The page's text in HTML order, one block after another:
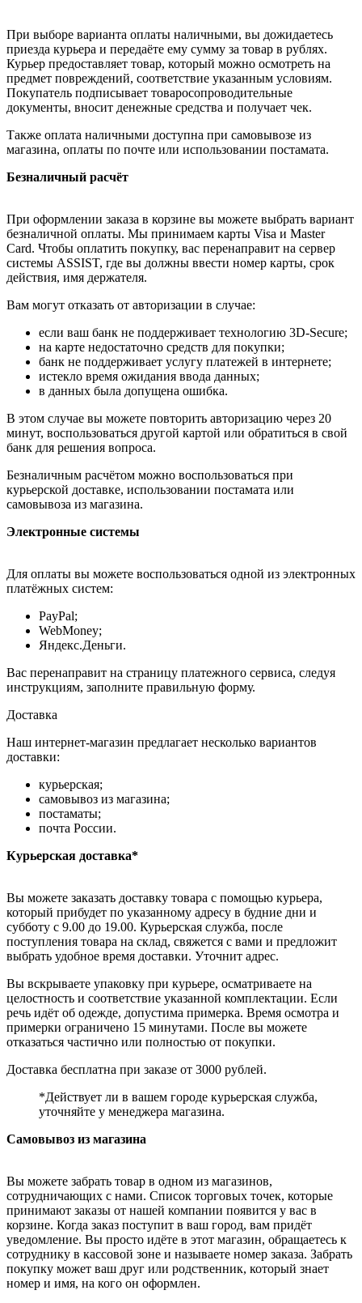
При выборе варианта оплаты наличными, вы дожидаетесь
приезда курьера и передаёте ему сумму за товар в рублях.
Курьер предоставляет товар, который можно осмотреть на
предмет повреждений, соответствие указанным условиям.
Покупатель подписывает товаросопроводительные
документы, вносит денежные средства и получает чек.
Также оплата наличными доступна при самовывозе из
магазина, оплаты по почте или использовании постамата.
Безналичный расчёт
При оформлении заказа в корзине вы можете выбрать вариант
безналичной оплаты. Мы принимаем карты Visa и Master
Card. Чтобы оплатить покупку, вас перенаправит на сервер
системы ASSIST, где вы должны ввести номер карты, срок
действия, имя держателя.
Вам могут отказать от авторизации в случае:
если ваш банк не поддерживает технологию 3D-Secure;
на карте недостаточно средств для покупки;
банк не поддерживает услугу платежей в интернете;
истекло время ожидания ввода данных;
в данных была допущена ошибка.
В этом случае вы можете повторить авторизацию через 20
минут, воспользоваться другой картой или обратиться в свой
банк для решения вопроса.
Безналичным расчётом можно воспользоваться при
курьерской доставке, использовании постамата или
самовывоза из магазина.
Электронные системы
Для оплаты вы можете воспользоваться одной из электронных
платёжных систем:
PayPal;
WebMoney;
Яндекс.Деньги.
Вас перенаправит на страницу платежного сервиса, следуя
инструкциям, заполните правильную форму.
Доставка
Наш интернет-магазин предлагает несколько вариантов
доставки:
курьерская;
самовывоз из магазина;
постаматы;
почта России.
Курьерская доставка*
Вы можете заказать доставку товара с помощью курьера,
который прибудет по указанному адресу в будние дни и
субботу с 9.00 до 19.00. Курьерская служба, после
поступления товара на склад, свяжется с вами и предложит
выбрать удобное время доставки. Уточнит адрес.
Вы вскрываете упаковку при курьере, осматриваете на
целостность и соответствие указанной комплектации. Если
речь идёт об одежде, допустима примерка. Время осмотра и
примерки ограничено 15 минутами. После вы можете
отказаться частично или полностью от покупки.
Доставка бесплатна при заказе от 3000 рублей.
*Действует ли в вашем городе курьерская служба,
уточняйте у менеджера магазина.
Самовывоз из магазина
Вы можете забрать товар в одном из магазинов,
сотрудничающих с нами. Список торговых точек, которые
принимают заказы от нашей компании появится у вас в
корзине. Когда заказ поступит в ваш город, вам придёт
уведомление. Вы просто идёте в этот магазин, обращаетесь к
сотруднику в кассовой зоне и называете номер заказа. Забрать
покупку может ваш друг или родственник, который знает
номер и имя, на кого он оформлен.